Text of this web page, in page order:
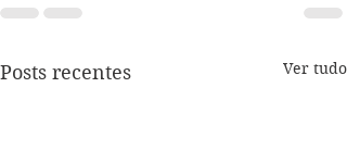
Posts recentes Ver tudo